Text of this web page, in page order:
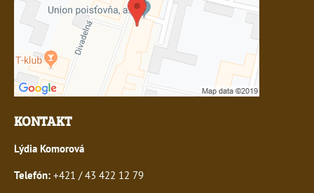
KONTAKT
Lýdia Komorová
Telefón: +421 / 43 422 12 79